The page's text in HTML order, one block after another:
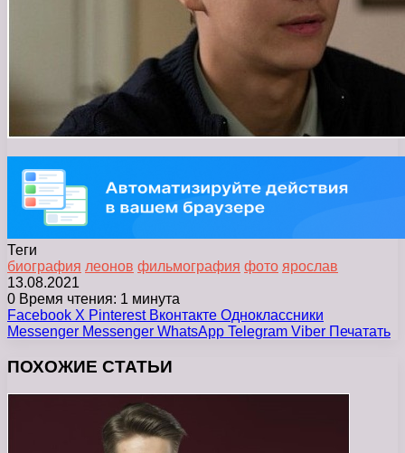
Теги
биография леонов фильмография фото ярослав
13.08.2021
0 Время чтения: 1 минута
Facebook X Pinterest Вконтакте Одноклассники
Messenger Messenger WhatsApp Telegram Viber Печатать
ПОХОЖИЕ СТАТЬИ